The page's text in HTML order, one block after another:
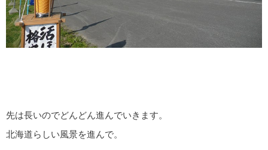
先は長いのでどんどん進んでいきます。
北海道らしい風景を進んで。